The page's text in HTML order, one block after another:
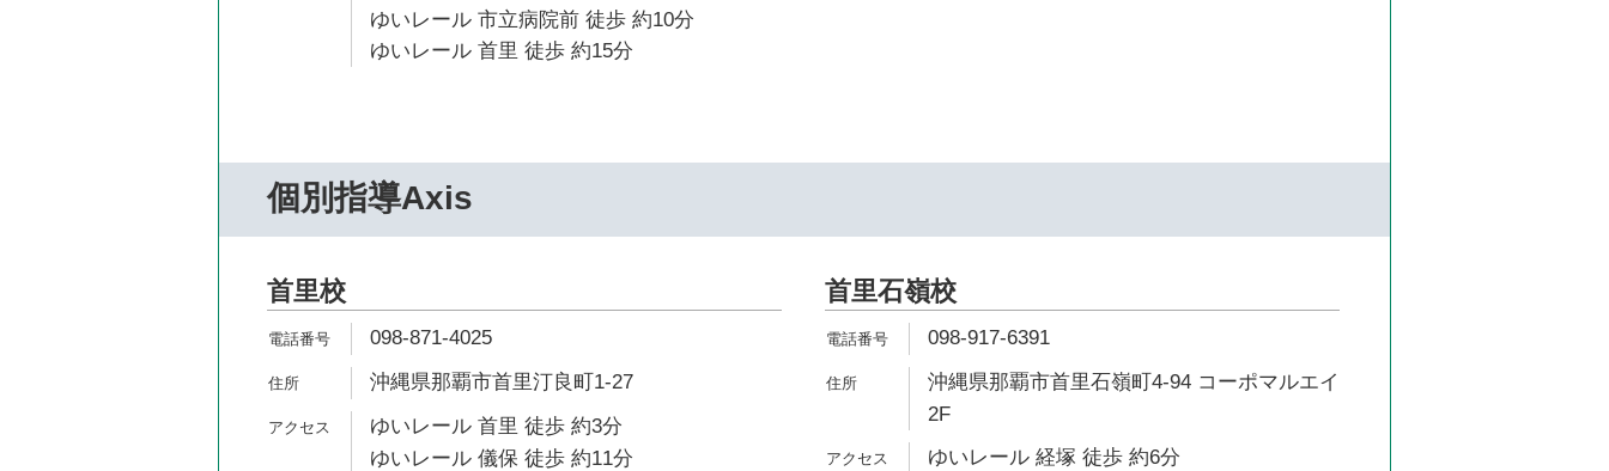
ゆいレール 市立病院前 徒歩 約10分
ゆいレール 首里 徒歩 約15分
個別指導Axis
首里校
098-871-4025
沖縄県那覇市首里汀良町1-27
ゆいレール 首里 徒歩 約3分
ゆいレール 儀保 徒歩 約11分
首里石嶺校
098-917-6391
沖縄県那覇市首里石嶺町4-94 コーポマルエイ
2F
ゆいレール 経塚 徒歩 約6分